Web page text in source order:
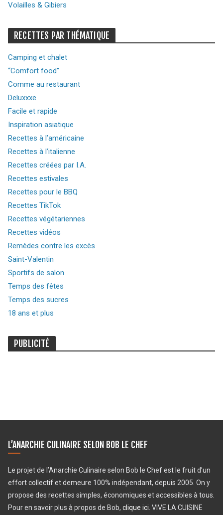
Volailles & Gibiers
RECETTES PAR THÉMATIQUE
Camping et chalet
“Comfort food”
Comme au restaurant
Deluxxxe
Facile et rapide
Inspiration asiatique
Recettes à l’américaine
Recettes à l’italienne
Recettes créées par I.A.
Recettes estivales
Recettes pour le BBQ
Recettes TikTok
Recettes végétariennes
Recettes vidéos
Remèdes contre les excès
Saint-Valentin
Sportifs de salon
Temps des fêtes
Temps des sucres
18 ans et plus
PUBLICITÉ
L’ANARCHIE CULINAIRE SELON BOB LE CHEF
Le projet de l’Anarchie Culinaire selon Bob le Chef est le fruit d’un
effort collectif et demeure 100% indépendant, depuis 2005. On y
propose des recettes simples, économiques et accessibles à tous.
Pour en savoir plus à propos de Bob, clique ici . VIVE LA CUISINE